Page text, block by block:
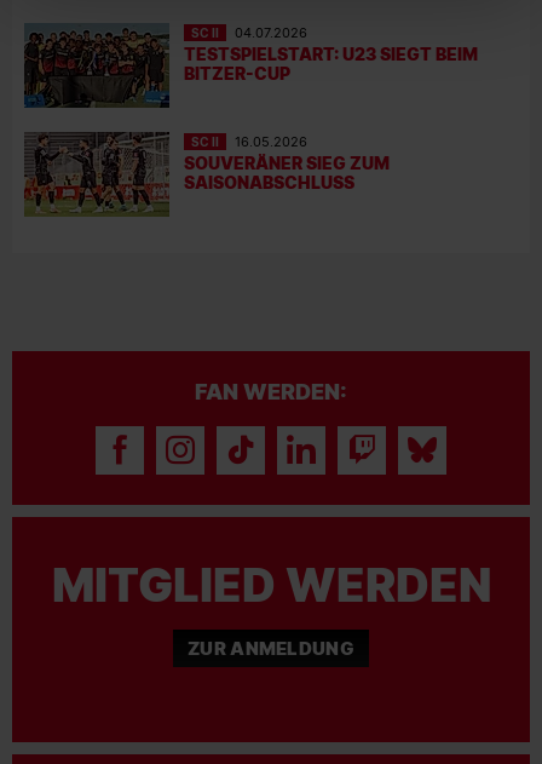
SC II 04.07.2026
TESTSPIELSTART: U23 SIEGT BEIM
BITZER-CUP
SC II 16.05.2026
SOUVERÄNER SIEG ZUM
SAISONABSCHLUSS
FAN WERDEN:
MITGLIED WERDEN
ZUR ANMELDUNG